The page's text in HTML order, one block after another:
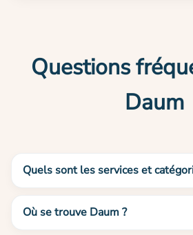
Questions
Daum
Quels sont les services et
Où se trouve Daum ?